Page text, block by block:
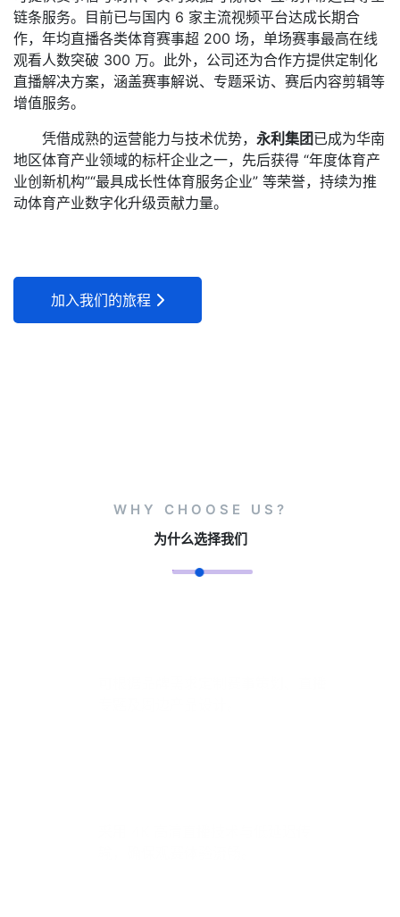
链条服务。目前已与国内 6 家主流视频平台达成长期合
作，年均直播各类体育赛事超 200 场，单场赛事最高在线
观看人数突破 300 万。此外，公司还为合作方提供定制化
直播解决方案，涵盖赛事解说、专题采访、赛后内容剪辑等
增值服务。
凭借成熟的运营能力与技术优势， 永利集团已成为华南
地区体育产业领域的标杆企业之一，先后获得 “年度体育产
业创新机构”“最具成长性体育服务企业” 等荣誉，持续为推
动体育产业数字化升级贡献力量。
加入我们的旅程
WHY CHOOSE US?
为什么选择我们